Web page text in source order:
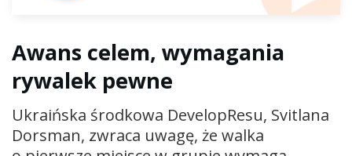
Awans celem, wymagania
rywalek pewne
Ukraińska środkowa DevelopResu, Svitlana
Dorsman, zwraca uwagę, że walka